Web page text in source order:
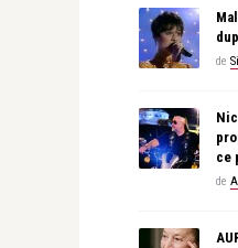
de
ce
de